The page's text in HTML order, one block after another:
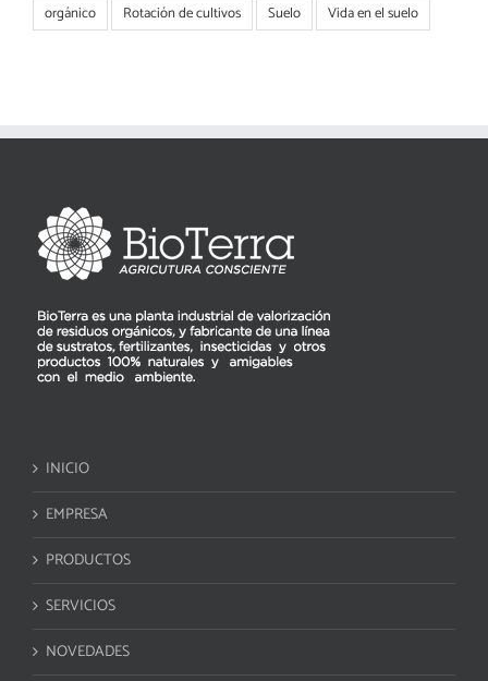
orgánico
Rotación de cultivos Suelo Vida en el suelo
INICIO
EMPRESA
PRODUCTOS
SERVICIOS
NOVEDADES